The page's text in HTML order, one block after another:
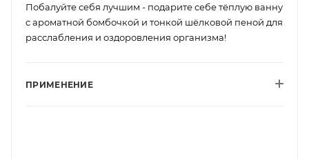
Побалуйте себя лучшим - подарите себе тёплую ванну
с ароматной бомбочкой и тонкой шёлковой пеной для
расслабления и оздоровления организма!
ПРИМЕНЕНИЕ